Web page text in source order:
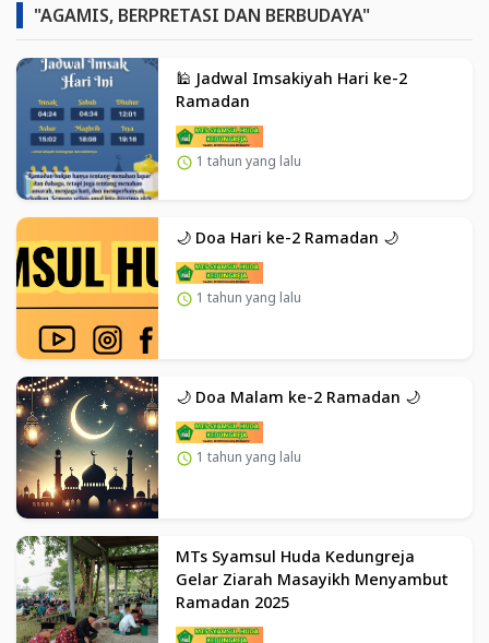
"AGAMIS, BERPRETASI DAN BERBUDAYA"
🕌 Jadwal Imsakiyah Hari ke-2
Ramadan
1 tahun yang lalu
🌙 Doa Hari ke-2 Ramadan 🌙
1 tahun yang lalu
🌙 Doa Malam ke-2 Ramadan 🌙
1 tahun yang lalu
MTs Syamsul Huda Kedungreja
Gelar Ziarah Masayikh Menyambut
Ramadan 2025